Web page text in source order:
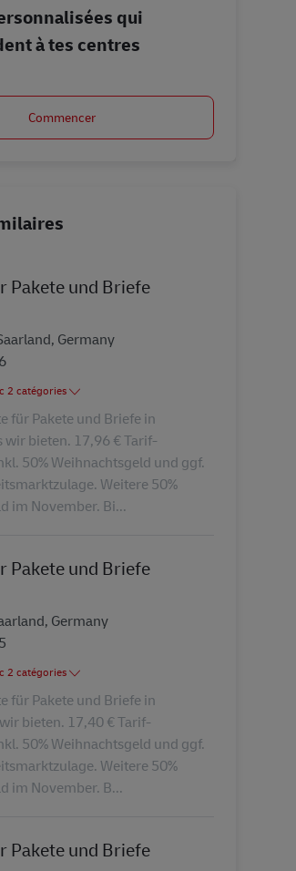
qui
à tes centres
Commencer
Pakete und Briefe
Germany
Emploi associé avec 2 catégories
für Pakete und Briefe in
wir bieten. 17,96 € Tarif-
50% Weihnachtsgeld und ggf.
Weitere 50%
im November. Bi...
Pakete und Briefe
Germany
Emploi associé avec 2 catégories
für Pakete und Briefe in
bieten. 17,40 € Tarif-
50% Weihnachtsgeld und ggf.
Weitere 50%
im November. B...
Pakete und Briefe